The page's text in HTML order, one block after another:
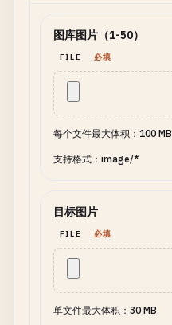
图库图片（1-50）
FILE 必填
每个文件最大体积：100 MB
支持格式：image/*
目标图片
FILE 必填
单文件最大体积：30 MB